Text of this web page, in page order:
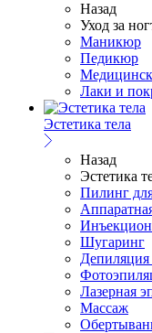
Назад
Уход за
Маникюр
Педикюр
Лаки и
Эстетика тела
Назад
Эстетика
Пилинг
Шугаринг
Депиляция
Лазерная
Массаж